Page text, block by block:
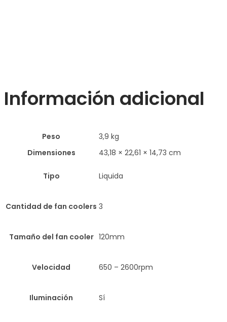
Información adicional
Peso
3,9 kg
Dimensiones
43,18 × 22,61 × 14,73 cm
Tipo Liquida
Cantidad de fan coolers 3
Tamaño del fan cooler 120mm
Velocidad 650 – 2600rpm
Iluminación Sí